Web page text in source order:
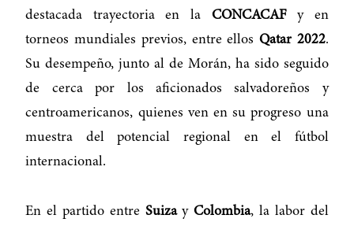
destacada trayectoria en la CONCACAFy en
torneos mundiales previos, entre ellos Qatar 2022.
Su desempeño, junto al de Morán, ha sido seguido
de cerca por los aficionados salvadoreños y
centroamericanos, quienes ven en su progreso una
muestra del potencial regional en el fútbol
internacional.
En el partido entre SuizayColombia, la labor del